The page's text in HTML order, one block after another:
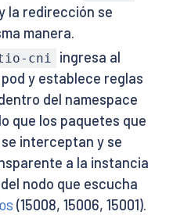
la redirección se
manera.
cni
ingresa al
y establece reglas
del namespace
que los paquetes que
interceptan y se
a la instancia
nodo que escucha
(15008, 15006, 15001).